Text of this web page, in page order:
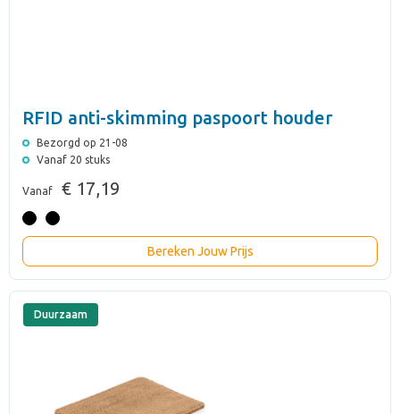
RFID anti-skimming paspoort houder
Bezorgd op 21-08
Vanaf 20 stuks
Vanaf € 17,19
Bereken Jouw Prijs
Duurzaam